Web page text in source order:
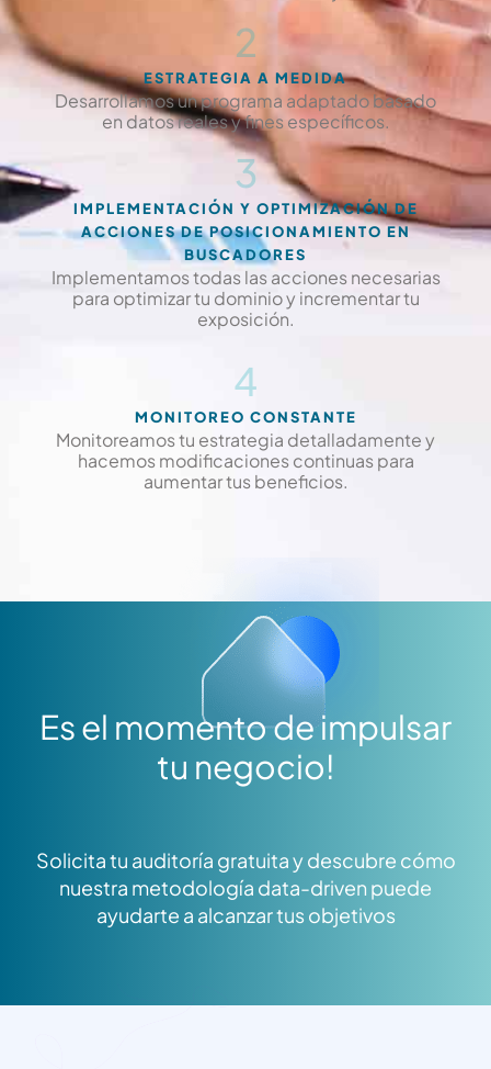
2
ESTRATEGIA A MEDIDA
Desarrollamos un programa adaptado basado
en datos reales y fines específicos.
3
IMPLEMENTACIÓN Y OPTIMIZACIÓN DE
ACCIONES DE POSICIONAMIENTO EN
BUSCADORES
Implementamos todas las acciones necesarias
para optimizar tu dominio y incrementar tu
exposición.
4
MONITOREO CONSTANTE
Monitoreamos tu estrategia detalladamente y
hacemos modificaciones continuas para
aumentar tus beneficios.
Es el momento de impulsar
tu negocio!
Solicita tu auditoría gratuita y descubre cómo
nuestra metodología data-driven puede
ayudarte a alcanzar tus objetivos